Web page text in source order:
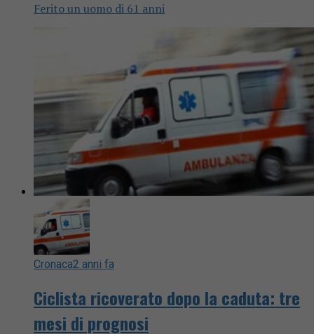
Ferito un uomo di 61 anni
Cronaca2 anni fa
Ciclista ricoverato dopo la caduta: tre
mesi di prognosi